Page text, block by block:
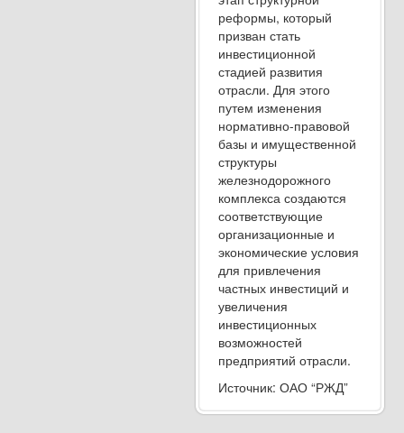
реформы, который
призван стать
инвестиционной
стадией развития
отрасли. Для этого
путем изменения
нормативно-правовой
базы и имущественной
структуры
железнодорожного
комплекса создаются
соответствующие
организационные и
экономические условия
для привлечения
частных инвестиций и
увеличения
инвестиционных
возможностей
предприятий отрасли.
Источник: ОАО “РЖД”